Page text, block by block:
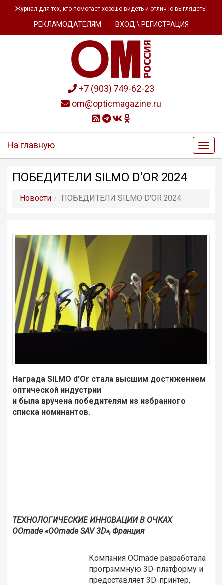
Журнал для тех, кто помогает хорошо видеть и отлично выглядеть!
РЕКЛАМОДАТЕЛЯМ ВХОД \ РЕГИСТРАЦИЯ
+7 (903) 749-62-23
om@opticmagazine.ru
На главную
ПОБЕДИТЕЛИ SILMO D'OR 2024
Новости ПОБЕДИТЕЛИ SILMO D'OR 2024
Награда SILMO d'Or стала высшим достижением
оптической индустрии
и была вручена победителям из избранного
списка номинантов.
ТЕХНОЛОГИЧЕСКИЕ ИННОВАЦИИ В ОЧКАХ
OOmade «OOmade SAV 3D», Франция
Компания OOmade разработала
программную 3D-платформу и
предоставляет 3D-принтер,